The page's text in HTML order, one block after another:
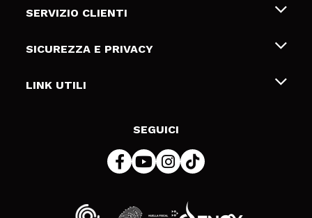
Chi siamo
Gift Cards
SERVIZIO CLIENTI
Spedizioni & Resi
Metodi di pagamamento
SICUREZZA E PRIVACY
Termini e condizioni
LINK UTILI
SEGUICI